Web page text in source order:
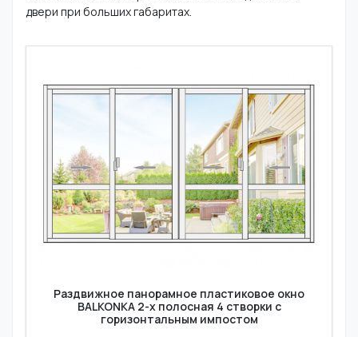
двери при больших габаритах.
Раздвижное панорамное пластиковое окно
BALKONKA 2-х полосная 4 створки с
горизонтальным импостом